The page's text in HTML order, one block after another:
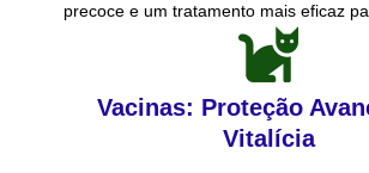
precoce e um tratamento mais eficaz
Vacinas: Proteção
Vitalícia